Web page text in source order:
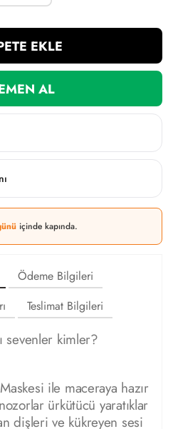
EKLE
AL
içinde kapında.
Ödeme Bilgileri
Teslimat Bilgileri
sevenler kimler?
ile maceraya hazır
ürkütücü yaratıklar
dişleri ve kükreyen sesi